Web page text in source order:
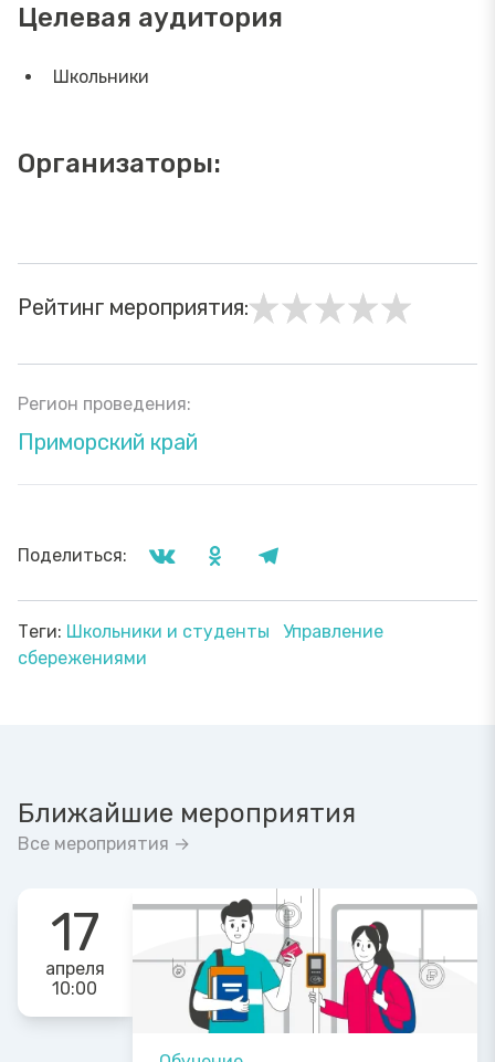
Целевая аудитория
Школьники
Организаторы:
Рейтинг мероприятия:
Регион проведения:
Приморский край
Поделиться:
Теги: Школьники и студенты
Управление
сбережениями
Ближайшие мероприятия
Все мероприятия →
17
апреля
10:00